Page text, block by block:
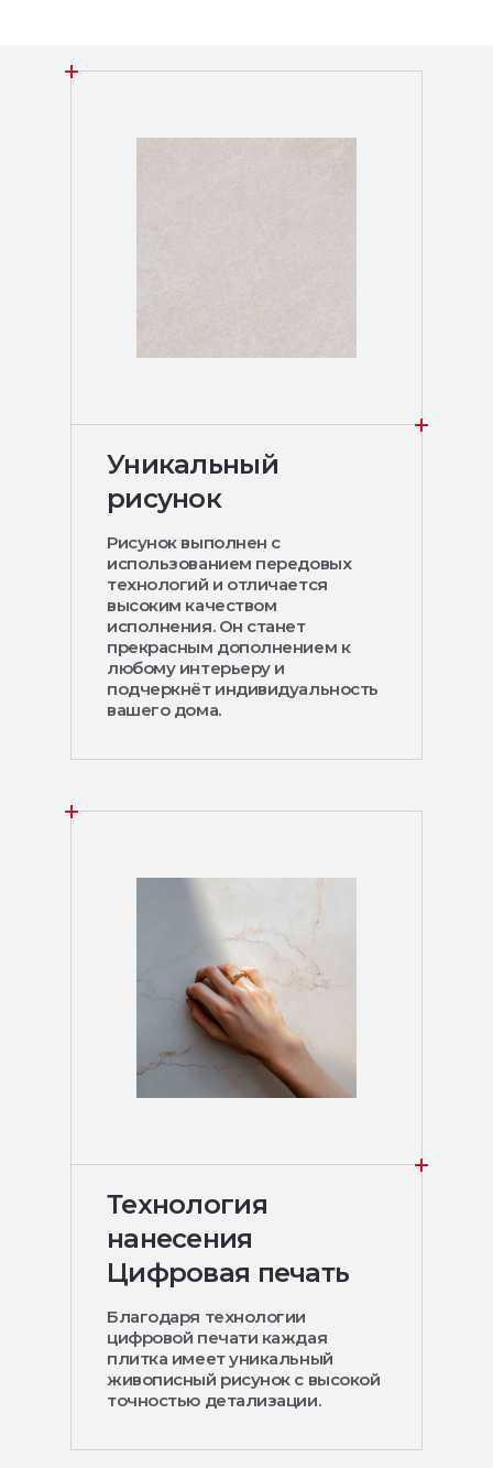
Уникальный
рисунок
Рисунок выполнен с
использованием передовых
технологий и отличается
высоким качеством
исполнения. Он станет
прекрасным дополнением к
любому интерьеру и
подчеркнёт индивидуальность
вашего дома.
Технология
нанесения
Цифровая печать
Благодаря технологии
цифровой печати каждая
плитка имеет уникальный
живописный рисунок с высокой
точностью детализации.